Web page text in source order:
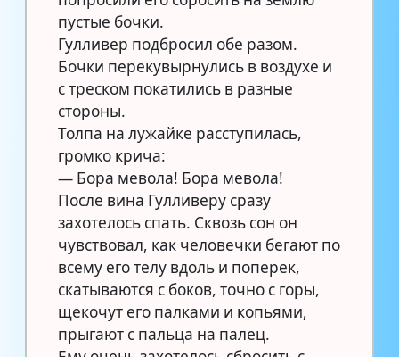
пустые бочки.
Гулливер подбросил обе разом.
Бочки перекувырнулись в воздухе и
с треском покатились в разные
стороны.
Толпа на лужайке расступилась,
громко крича:
— Бора мевола! Бора мевола!
После вина Гулливеру сразу
захотелось спать. Сквозь сон он
чувствовал, как человечки бегают по
всему его телу вдоль и поперек,
скатываются с боков, точно с горы,
щекочут его палками и копьями,
прыгают с пальца на палец.